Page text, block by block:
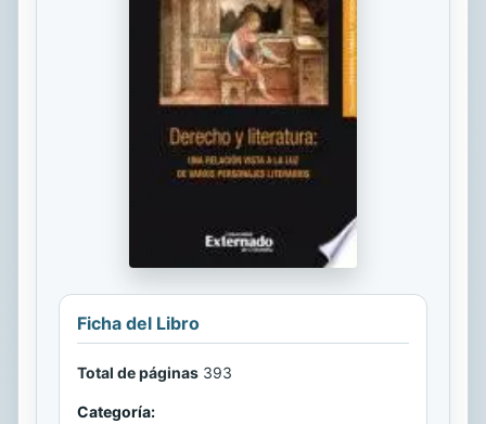
Ficha del Libro
Total de páginas 393
Categoría: